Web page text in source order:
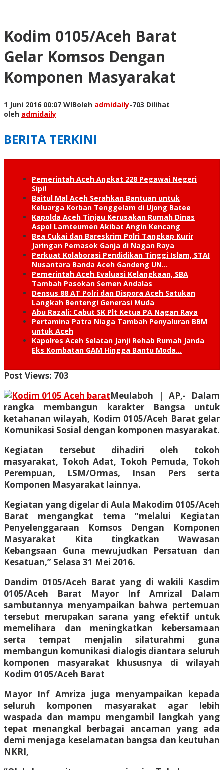
Kodim 0105/Aceh Barat
Gelar Komsos Dengan
Komponen Masyarakat
1 Juni 2016 00:07 WIBoleh admidaily-703 Dilihat
oleh admidaily
BERITA TERKINI
Pemerintah Aceh Angkat 228 Pegawai Negeri
Sipil
Baitul Mal Aceh Serahkan Bantuan untuk
Keluarga Korban Tenggelam di Ujong Batee
Kapolda Aceh Tinjau Kerusakan Rumah Dinas
Aspol Lamteumen Akibat Angin Kencang
Bea Cukai dan Bareskrim Polri Tangkap Kurir
Jaringan Pemasok Ganja di Nagan Raya
Perkuat Kolaborasi Pendidikan Tinggi Islam, STAI
Nusantara Banda Aceh Gandeng UN…
Pemerintah Aceh Evaluasi Kelangkaan, SBA
Tambah Pasokan Semen Andalas
Densus 88 AT Polri dan Dispora Aceh Satukan
Langkah Bentengi Generasi Muda
Abu Razali: Cabut SK Plt Ketua PA Nagan Raya
Pertamina Patra Niaga Tambah Penyaluran BBM
untuk Aceh
Kapolres Aceh Selatan Janji Rehab Rumah Janda
Eks Kombatan GAM Hingga Bantu Moda…
Post Views: 703
Meulaboh | AP,- Dalam
rangka membangun karakter Bangsa untuk
ketahanan wilayah, Kodim 0105/Aceh Barat gelar
Komunikasi Sosial dengan komponen masyarakat.
Kegiatan tersebut dihadiri oleh tokoh
masyarakat, Tokoh Adat, Tokoh Pemuda, Tokoh
Perempuan, LSM/Ormas, Insan Pers serta
Komponen Masyarakat lainnya.
Kegiatan yang digelar di Aula Makodim 0105/Aceh
Barat mengangkat tema “melalui Kegiatan
Penyelenggaraan Komsos Dengan Komponen
Masyarakat Kita tingkatkan Wawasan
Kebangsaan Guna mewujudkan Persatuan dan
Kesatuan,” Selasa 31 Mei 2016.
Dandim 0105/Aceh Barat yang di wakili Kasdim
0105/Aceh Barat Mayor Inf Amrizal Dalam
sambutannya menyampaikan bahwa pertemuan
tersebut merupakan sarana yang efektif untuk
memelihara dan meningkatkan kebersamaan
serta tempat menjalin silaturahmi guna
membangun komunikasi dialogis diantara seluruh
komponen masyarakat khususnya di wilayah
Kodim 0105/Aceh Barat
Mayor Inf Amriza juga menyampaikan kepada
seluruh komponen masyarakat agar lebih
waspada dan mampu mengambil langkah yang
tepat menangkal berbagai ancaman yang ada
demi menjaga keselamatan bangsa dan keutuhan
NKRI,